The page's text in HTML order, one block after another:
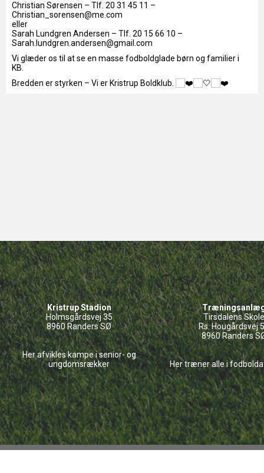
Christian Sørensen – Tlf. 20 31 45 11 –
Christian_sorensen@me.com
eller
Sarah Lundgren Andersen – Tlf. 20 15 66 10 –
Sarah.lundgren.andersen@gmail.com
Vi glæder os til at se en masse fodboldglade børn og familier i
KB.
Bredden er styrken – Vi er Kristrup Boldklub.
Kristrup Stadion
Holmsgårdsvej 35
8960 Randers SØ
Her afvikles kampe i senior- og
ungdomsrækker
Tirsdalens Skole
Rs. Hougårdsvej
8960 Randers
Her træner alle i